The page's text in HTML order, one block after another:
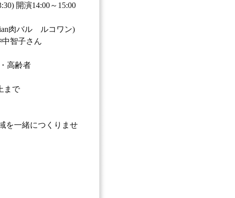
開演14:00～15:00
肉バル ルコワン)
中智子さん
高齢者
まで
を一緒につくりませ